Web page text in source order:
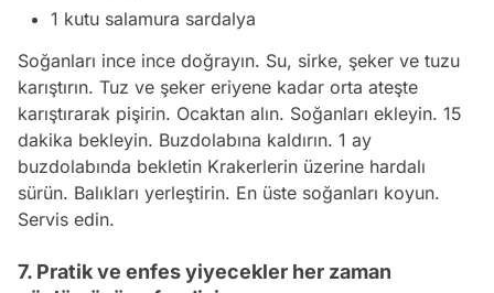
1 kutu salamura sardalya
Soğanları ince ince doğrayın. Su, sirke, şeker ve tuzu
karıştırın. Tuz ve şeker eriyene kadar orta ateşte
karıştırarak pişirin. Ocaktan alın. Soğanları ekleyin. 15
dakika bekleyin. Buzdolabına kaldırın. 1 ay
buzdolabında bekletin Krakerlerin üzerine hardalı
sürün. Balıkları yerleştirin. En üste soğanları koyun.
Servis edin.
7. Pratik ve enfes yiyecekler her zaman